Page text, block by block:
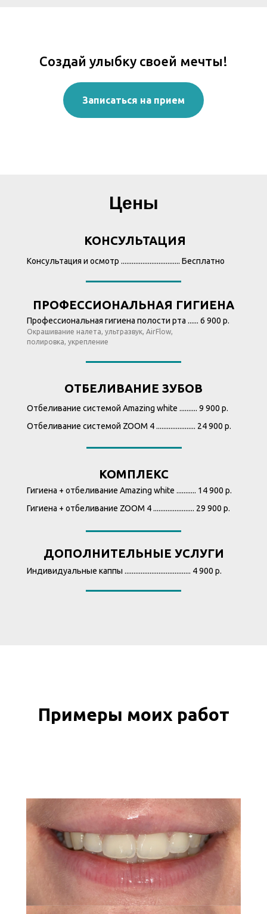
Создай улыбку своей мечты!
Записаться на прием
Цены
КОНСУЛЬТАЦИЯ
Консультация и осмотр ................................. Бесплатно
ПРОФЕССИОНАЛЬНАЯ ГИГИЕНА
Профессиональная гигиена полости рта ...... 6 900 р.
КОМПЛЕКС
Гигиена + отбеливание Amazing white ........... 14 900 р.
Гигиена + отбеливание ZOOM 4 ....................... 29 900 р.
ДОПОЛНИТЕЛЬНЫЕ УСЛУГИ
Индивидуальные каппы ..................................... 4 900 р.
ОТБЕЛИВАНИЕ ЗУБОВ
Отбеливание системой Amazing white .......... 9 900 р.
Отбеливание системой ZOOM 4 ...................... 24 900 р.
Окрашивание налета, ультразвук, AirFlow,
полировка, укрепление
Примеры моих работ